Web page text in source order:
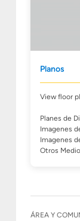
Planos
View floor
Planes de
Imagenes
Imagenes
Otros
ÁREA Y